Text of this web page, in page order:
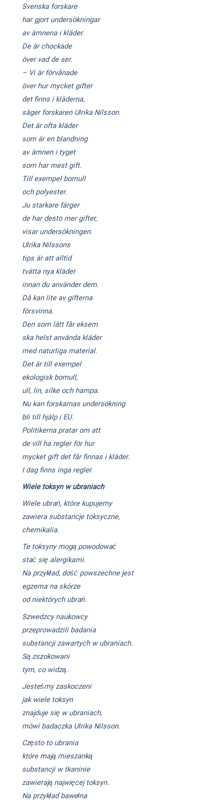
Svenska forskare
har gjort undersökningar
av ämnena i kläder.
De är chockade
över vad de ser.
– Vi är förvånade
över hur mycket gifter
det finns i kläderna,
säger forskaren Ulrika Nilsson.
Det är ofta kläder
som är en blandning
av ämnen i tyget
som har mest gift.
Till exempel bomull
och polyester.
Ju starkare färger
de har desto mer gifter,
visar undersökningen.
Ulrika Nilssons
tips är att alltid
tvätta nya kläder
innan du använder dem.
Då kan lite av gifterna
försvinna.
Den som lätt får eksem
ska helst använda kläder
med naturliga material.
Det är till exempel
ekologisk bomull,
ull, lin, silke och hampa.
Nu kan forskarnas undersökning
bli till hjälp i EU.
Politikerna pratar om att
de vill ha regler för hur
mycket gift det får finnas i kläder.
I dag finns inga regler.
Wiele toksyn w ubraniach
Wiele ubrań, które kupujemy
zawiera substancje toksyczne,
chemikalia.
Te toksyny mogą powodować
stać się alergikami.
Na przykład, dość powszechne jest
egzema na skórze
od niektórych ubrań.
Szwedzcy naukowcy
przeprowadzili badania
substancji zawartych w ubraniach.
Są zszokowani
tym, co widzą.
Jesteśmy zaskoczeni
jak wiele toksyn
znajduje się w ubraniach,
mówi badaczka Ulrika Nilsson.
Często to ubrania
które mają mieszanką
substancji w tkaninie
zawierają najwięcej toksyn.
Na przykład bawełna